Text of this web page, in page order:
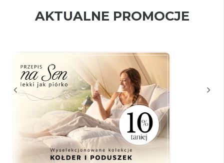
AKTUALNE PROMOCJE